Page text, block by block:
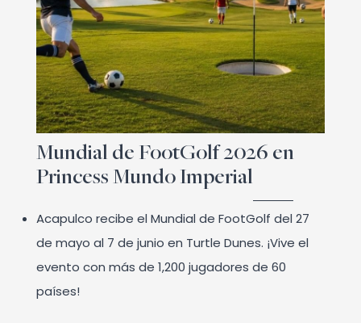
Mundial de FootGolf 2026 en
Princess Mundo Imperial
Acapulco recibe el Mundial de FootGolf del 27
de mayo al 7 de junio en Turtle Dunes. ¡Vive el
evento con más de 1,200 jugadores de 60
países!